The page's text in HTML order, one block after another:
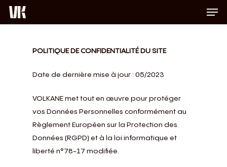
Skip
POLITIQUE DE CONFIDENTIALITÉ DU SITE
Date de dernière mise à jour : 05/2023
VOLKANE met tout en œuvre pour protéger
vos Données Personnelles conformément au
Règlement Européen sur la Protection des
Données (RGPD) et à la loi informatique et
liberté n°78-17 modifiée.